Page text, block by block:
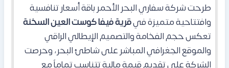
طرحت شركة سفاري البحر الأحمر باقة أسعار تنافسية
وافتتاحية متميزة فيقرية فيفا كوست العين السخنة
تعكس حجم الفخامة والتصميم الإيطالي الراقي
والموقع الجغرافي المباشر على شاطئ البحر، وحرصت
الشركة على تقديم قيمة مالية تتناسب تماماً مع